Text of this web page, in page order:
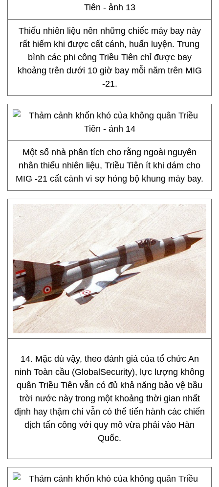
Thiếu nhiên liệu nên những chiếc máy bay này
rất hiếm khi được cất cánh, huấn luyện. Trung
bình các phi công Triều Tiên chỉ được bay
khoảng trên dưới 10 giờ bay mỗi năm trên MIG
-21.
Một số nhà phân tích cho rằng ngoài nguyên
nhân thiếu nhiên liệu, Triều Tiên ít khi dám cho
MIG -21 cất cánh vì sợ hỏng bộ khung máy bay.
14. Mặc dù vậy, theo đánh giá của tổ chức An
ninh Toàn cầu (GlobalSecurity), lực lượng không
quân Triều Tiên vẫn có đủ khả năng bảo vệ bầu
trời nước này trong một khoảng thời gian nhất
định hay thậm chí vẫn có thể tiến hành các chiến
dịch tấn công với quy mô vừa phải vào Hàn
Quốc.